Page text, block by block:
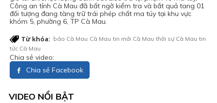
Công an tỉnh Cà Mau đã bất ngờ kiểm tra và bắt quả tang 01
đối tượng đang tàng trữ trái phép chất ma túy tại khu vực
khóm 5, phường 6, TP Cà Mau.
Từ khóa: báo Cà Mau Cà Mau tin mới Cà Mau thời sự Cà Mau tin
tức Cà Mau
Chia sẻ video:
Chia sẻ Facebook
VIDEO NỔI BẬT